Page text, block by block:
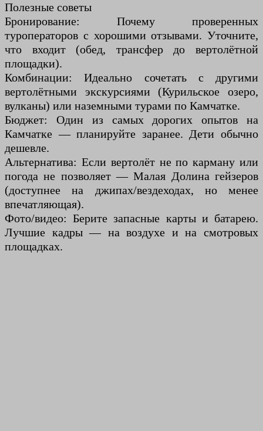
Полезные советы
Бронирование: Почему проверенных
туроператоров с хорошими отзывами. Уточните,
что входит (обед, трансфер до вертолётной
площадки).
Комбинации: Идеально сочетать с другими
вертолётными экскурсиями (Курильское озеро,
вулканы) или наземными турами по Камчатке.
Бюджет: Один из самых дорогих опытов на
Камчатке — планируйте заранее. Дети обычно
дешевле.
Альтернатива: Если вертолёт не по карману или
погода не позволяет — Малая Долина гейзеров
(доступнее на джипах/вездеходах, но менее
впечатляющая).
Фото/видео: Берите запасные карты и батарею.
Лучшие кадры — на воздухе и на смотровых
площадках.